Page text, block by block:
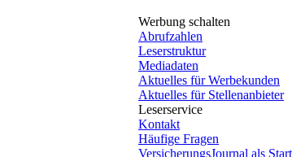
Werbung schalten
Abrufzahlen
Leserstruktur
Mediadaten
Aktuelles für Werbekunden
Aktuelles für Stellenanbieter
Leserservice
Kontakt
Häufige Fragen
VersicherungsJournal als